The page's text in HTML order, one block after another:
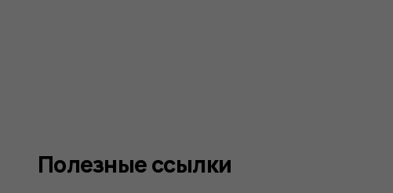
Полезные ссылки